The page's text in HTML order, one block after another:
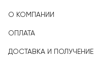
О КОМПАНИИ
ОПЛАТА
ДОСТАВКА И ПОЛУЧЕНИЕ